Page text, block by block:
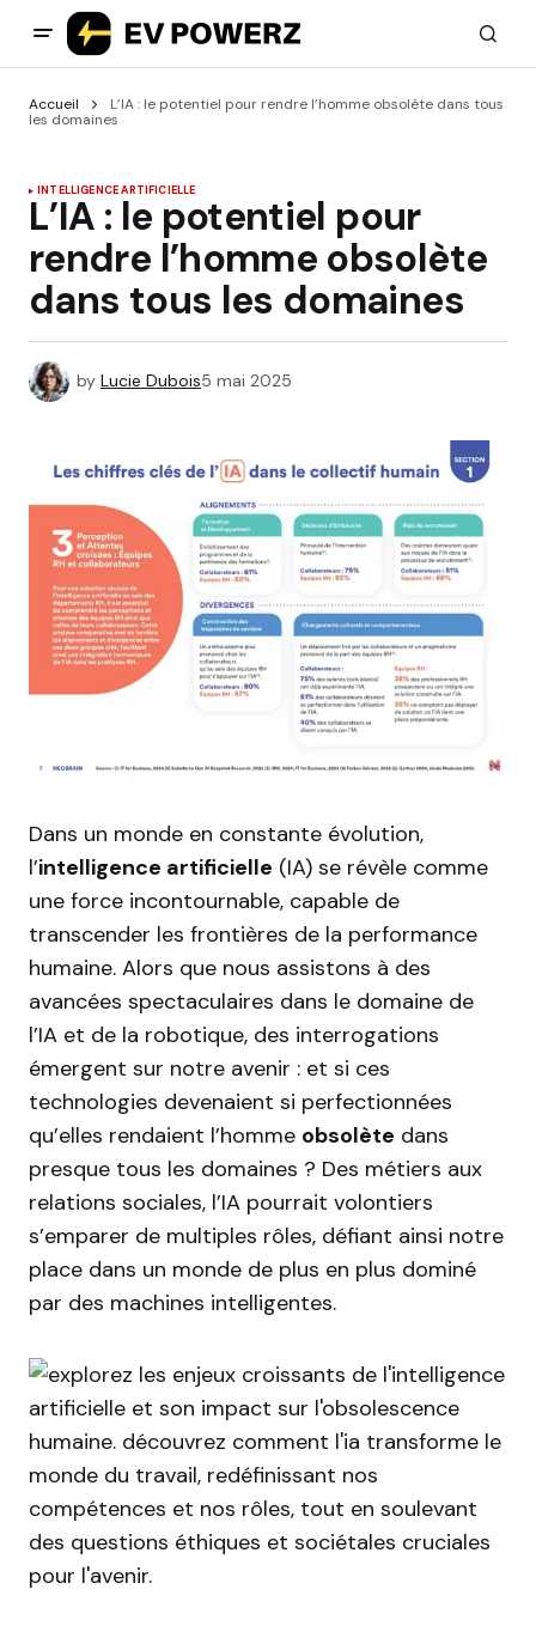
Accueil
L’IA : le potentiel pour rendre l’homme obsolète dans tous
les domaines
INTELLIGENCE ARTIFICIELLE
L’IA : le potentiel pour
rendre l’homme obsolète
dans tous les domaines
by Lucie Dubois5 mai 2025
Dans un monde en constante évolution,
l’intelligence artificielle (IA) se révèle comme
une force incontournable, capable de
transcender les frontières de la performance
humaine. Alors que nous assistons à des
avancées spectaculaires dans le domaine de
l’IA et de la robotique, des interrogations
émergent sur notre avenir : et si ces
technologies devenaient si perfectionnées
qu’elles rendaient l’homme obsolète dans
presque tous les domaines ? Des métiers aux
relations sociales, l’IA pourrait volontiers
s’emparer de multiples rôles, défiant ainsi notre
place dans un monde de plus en plus dominé
par des machines intelligentes.